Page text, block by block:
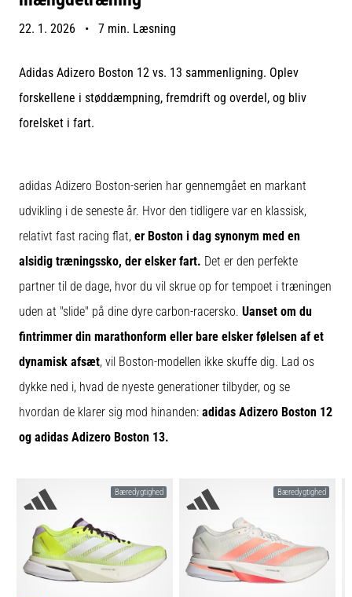
efter
løb
vil
ramme
enhver
løber
gang
livet,
uanset
om
man
er
amatør
professionel.
Hvad
de
mest…
6 min. Læsning
Plantar
fasciitis:
Symptomer,
årsager
22. 1. 2026 • 7 min. Læsning
Adidas Adizero Boston 12 vs. 13 sammenligning. Oplev
forskellene i støddæmpning, fremdrift og overdel, og bliv
forelsket i fart.
adidas Adizero Boston-serien har gennemgået en markant
udvikling i de seneste år. Hvor den tidligere var en klassisk,
relativt fast racing flat, er Boston i dag synonym med en
alsidig træningssko, der elsker fart. Det er den perfekte
partner til de dage, hvor du vil skrue op for tempoet i træningen
uden at "slide" på dine dyre carbon-racersko. Uanset om du
fintrimmer din marathonform eller bare elsker følelsen af et
dynamisk afsæt, vil Boston-modellen ikke skuffe dig. Lad os
dykke ned i, hvad de nyeste generationer tilbyder, og se
hvordan de klarer sig mod hinanden: adidas Adizero Boston 12
og adidas Adizero Boston 13.
Bæredygtighed Bæredygtighed